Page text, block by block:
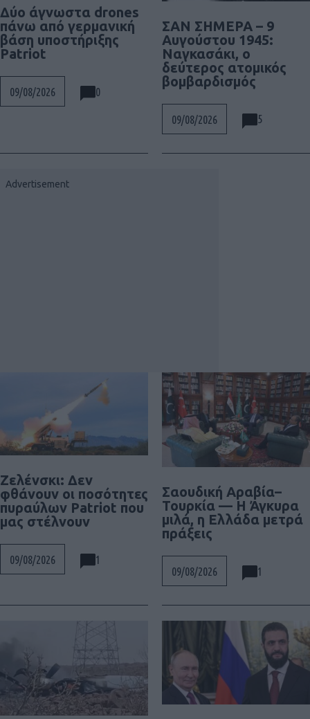
Δύο άγνωστα drones
πάνω από γερμανική
βάση υποστήριξης
Patriot
09/08/2026 0
ΣΑΝ ΣΗΜΕΡΑ – 9
Αυγούστου 1945:
Ναγκασάκι, ο
δεύτερος ατομικός
βομβαρδισμός
09/08/2026 5
Ζελένσκι: Δεν
φθάνουν οι ποσότητες
πυραύλων Patriot που
μας στέλνουν
09/08/2026 1
Σαουδική Αραβία–
Τουρκία — Η Άγκυρα
μιλά, η Ελλάδα μετρά
πράξεις
09/08/2026 1